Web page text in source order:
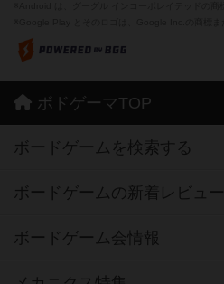
ボドゲーマTOP
ボードゲームを検索する
ボードゲームの新着レビュー
ボードゲーム会情報